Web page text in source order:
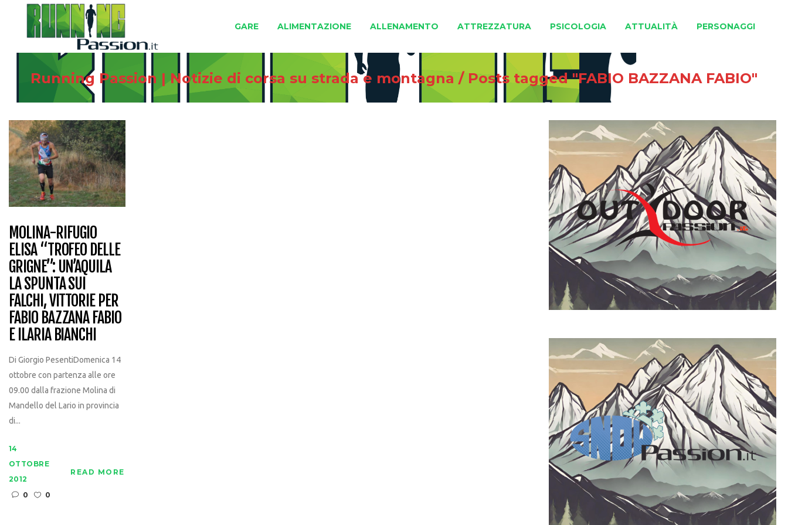
GARE ALIMENTAZIONE ALLENAMENTO ATTREZZATURA PSICOLOGIA ATTUALITÀ PERSONAGGI
Running Passion | Notizie di corsa su strada e montagna / Posts tagged "FABIO BAZZANA FABIO"
MOLINA-RIFUGIO
ELISA “TROFEO DELLE
GRIGNE”: UN’AQUILA
LA SPUNTA SUI
FALCHI, VITTORIE PER
FABIO BAZZANA FABIO
E ILARIA BIANCHI
Di Giorgio PesentiDomenica 14
ottobre con partenza alle ore
09.00 dalla frazione Molina di
Mandello del Lario in provincia
di...
14
OTTOBRE
2012
0
0
READ MORE